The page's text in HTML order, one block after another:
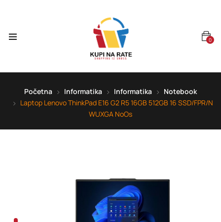
0
Početna Informatika Informatika
Notebook
Laptop Lenovo ThinkPad E16 G2 R5 16GB 512GB 16 SSD/FPR/N
WUXGA NoOs